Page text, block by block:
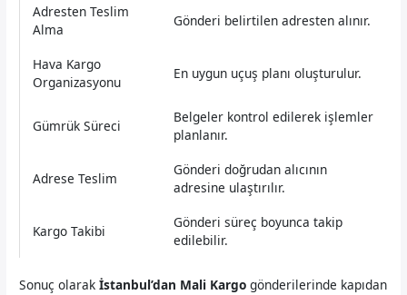
Adresten Teslim
Alma
Gönderi belirtilen adresten alınır.
Hava Kargo
Organizasyonu
En uygun uçuş planı oluşturulur.
Gümrük Süreci
Belgeler kontrol edilerek işlemler
planlanır.
Adrese Teslim
Gönderi doğrudan alıcının
adresine ulaştırılır.
Kargo Takibi
Gönderi süreç boyunca takip
edilebilir.
Sonuç olarakİstanbul’dan Mali Kargo gönderilerinde kapıdan